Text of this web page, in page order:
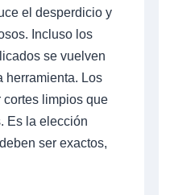
el desperdicio y
Incluso los
se vuelven
herramienta. Los
limpios que
Es la elección
ser exactos,